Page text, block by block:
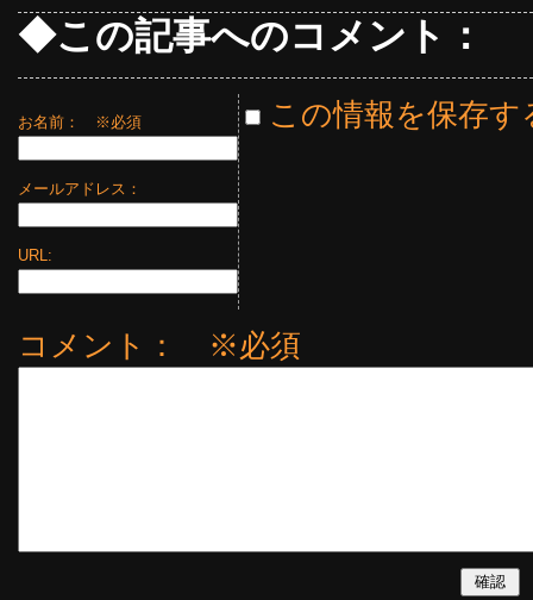
◆この記事へのコメント：
お名前： ※必須
メールアドレス：
URL:
この情報を保存す
コメント： ※必須